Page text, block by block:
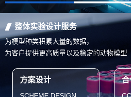
整体实验设计服务
为模型种类积累大量的数据，
为客户提供更高质量以及稳定的动物模型
方案设计